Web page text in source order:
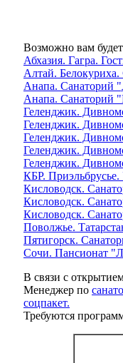
Возможно вам
Абхазия. Гагра.
Алтай.
Анапа. Санаторий
Анапа. Санаторий
Геленджик.
Геленджик.
Геленджик.
Геленджик.
Геленджик.
КБР.
Кисловодск.
Кисловодск.
Кисловодск.
Поволжье.
Пятигорск.
Сочи. Пансионат
В связи с
Менеджер по
соцпакет.
Требуются